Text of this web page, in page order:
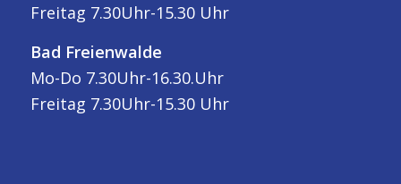
Freitag 7.30Uhr-15.30 Uhr
Bad Freienwalde
Mo-Do 7.30Uhr-16.30.Uhr
Freitag 7.30Uhr-15.30 Uhr